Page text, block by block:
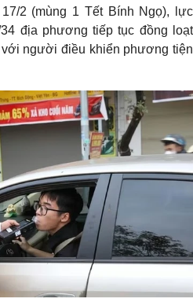
2 (mùng 1 Tết Bính Ngọ), lực
địa phương tiếp tục đồng loạt
với người điều khiển phương tiện